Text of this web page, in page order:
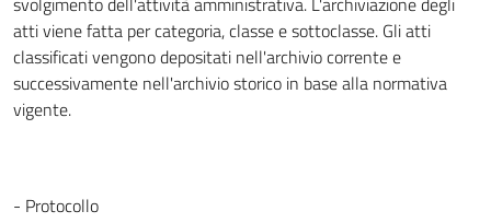
atti viene fatta per categoria, classe e sottoclasse. Gli atti
classificati vengono depositati nell'archivio corrente e
successivamente nell'archivio storico in base alla normativa
vigente.
- Protocollo